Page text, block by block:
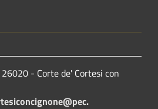
26020 - Corte de' Cortesi con